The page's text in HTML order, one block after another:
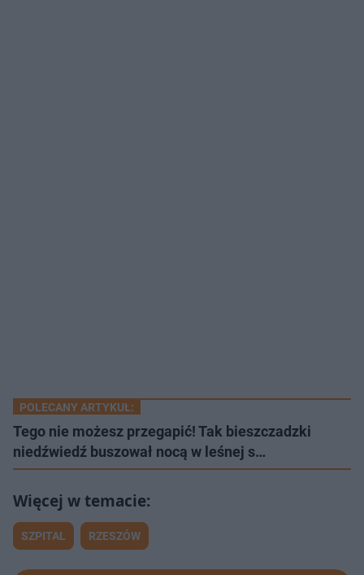
POLECANY ARTYKUŁ:
Tego nie możesz przegapić! Tak bieszczadzki
niedźwiedź buszował nocą w leśnej s…
SZPITAL RZESZÓW